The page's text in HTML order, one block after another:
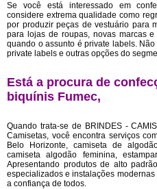
Se você está interessado em
considere extrema qualidade como
por produzir peças de vestuário para
para lojas de roupas, novas marcas
quando o assunto é private labels.
private labels e outras opções do
Está a procura de
biquínis Fumec,
Quando trata-se de BRINDES -
Camisetas, você encontra serviços
Belo Horizonte, camiseta de
camiseta algodão feminina,
Apresentando produtos de alto
especializados e instalações
a confiança de todos.